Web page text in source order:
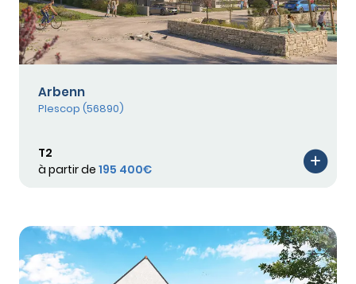
Arbenn
Plescop (56890)
T2
à partir de 195 400€